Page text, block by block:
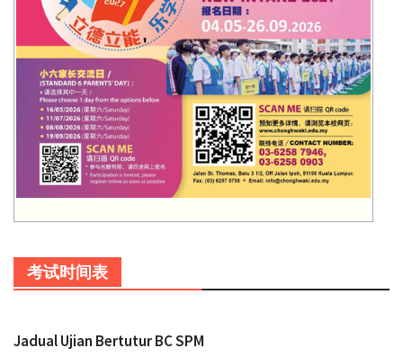
考试时间表
Jadual Ujian Bertutur BC SPM